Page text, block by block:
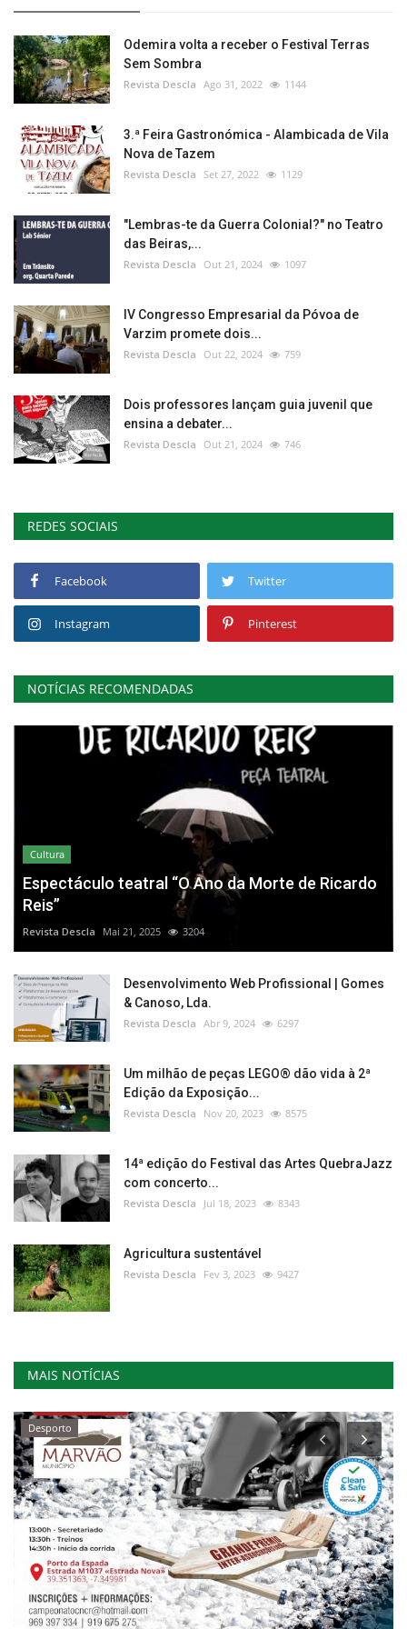
Odemira volta a receber o Festival Terras
Sem Sombra
Revista Descla Ago 31, 2022 1144
3.ª Feira Gastronómica - Alambicada de Vila
Nova de Tazem
Revista Descla Set 27, 2022 1129
"Lembras-te da Guerra Colonial?" no Teatro
das Beiras,...
Revista Descla Out 21, 2024 1097
IV Congresso Empresarial da Póvoa de
Varzim promete dois...
Revista Descla Out 22, 2024 759
Dois professores lançam guia juvenil que
ensina a debater...
Revista Descla Out 21, 2024 746
REDES SOCIAIS
Facebook Twitter
Instagram Pinterest
NOTÍCIAS RECOMENDADAS
Cultura
Espectáculo teatral “O Ano da Morte de Ricardo
Reis”
Revista Descla Mai 21, 2025 3204
Desenvolvimento Web Profissional | Gomes
& Canoso, Lda.
Revista Descla Abr 9, 2024 6297
Um milhão de peças LEGO® dão vida à 2ª
Edição da Exposição...
Revista Descla Nov 20, 2023 8575
14ª edição do Festival das Artes QuebraJazz
com concerto...
Revista Descla Jul 18, 2023 8343
Agricultura sustentável
Revista Descla Fev 3, 2023 9427
MAIS NOTÍCIAS
Desporto